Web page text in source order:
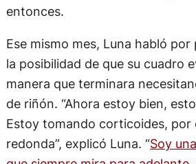
entonces.
Ese mismo mes, Luna habló
la posibilidad de que su cuadro
manera que terminara
de riñón. “Ahora estoy bien,
Estoy tomando corticoides, por
redonda”, explicó Luna. “Soy